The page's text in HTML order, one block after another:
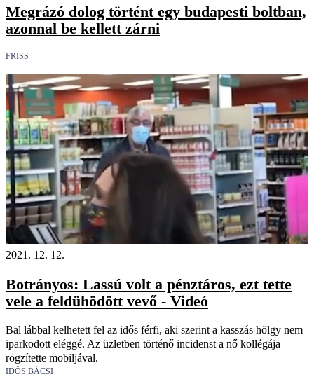
Megrázó dolog történt egy budapesti boltban,
azonnal be kellett zárni
FRISS
2021. 12. 12.
Botrányos: Lassú volt a pénztáros, ezt tette
vele a feldühödött vevő - Videó
Bal lábbal kelhetett fel az idős férfi, aki szerint a kasszás hölgy nem
iparkodott eléggé. Az üzletben történő incidenst a nő kollégája
rögzítette mobiljával.
IDŐS BÁCSI